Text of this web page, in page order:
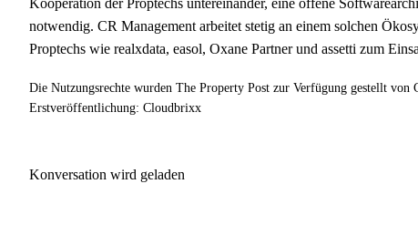
Kooperation der Proptechs untereinander, eine offene
notwendig. CR Management arbeitet stetig an einem solchen
Proptechs wie realxdata, easol, Oxane Partner und assetti zum
Die Nutzungsrechte wurden The Property Post zur Verfügung gestellt von
Erstveröffentlichung: Cloudbrixx
Konversation wird geladen